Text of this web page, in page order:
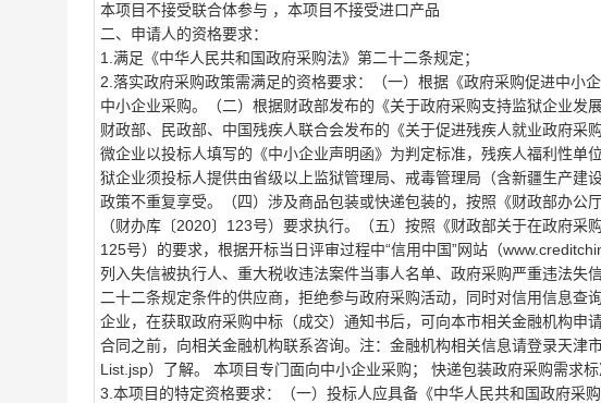
本项目不接受联合体参与 ，本项目不接受进口产品
二、申请人的资格要求：
1.满足《中华人民共和国政府采购法》第二十二条规定；
2.落实政府采购政策需满足的资格要求：（一）根据《政府采购促进中小
中小企业采购。（二）根据财政部发布的《关于政府采购支持监狱企业
财政部、民政部、中国残疾人联合会发布的《关于促进残疾人就业政府
微企业以投标人填写的《中小企业声明函》为判定标准，残疾人福利性单
狱企业须投标人提供由省级以上监狱管理局、戒毒管理局（含新疆生产建
政策不重复享受。（四）涉及商品包装或快递包装的，按照《财政部办公
（财办库〔2020〕123号）要求执行。（五）按照《财政部关于在政府采
125号）的要求，根据开标当日评审过程中“信用中国”网站（
列入失信被执行人、重大税收违法案件当事人名单、政府采购严重违法失
二十二条规定条件的供应商，拒绝参与政府采购活动，同时对信用信息
企业，在获取政府采购中标（成交）通知书后，可向本市相关金融机构申
合同之前，向相关金融机构联系咨询。注：金融机构相关信息请登录天
List.jsp）了解。 本项目专门面向中小企业采购； 快递包装政府采购需求
3.本项目的特定资格要求：（一）投标人应具备《中华人民共和国政府采